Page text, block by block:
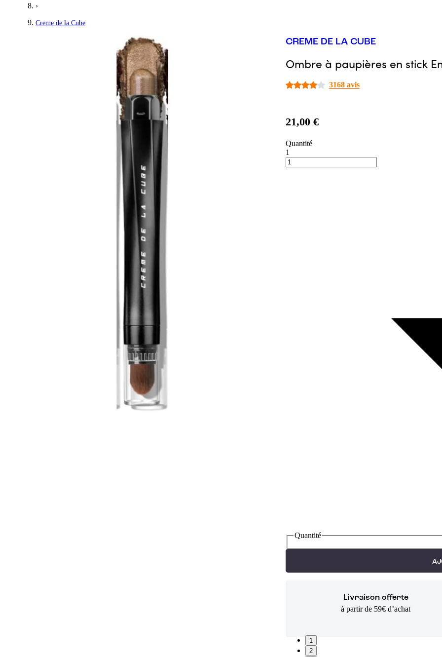
›
Creme de la Cube
CREME DE LA CUBE
Ombre à paupières en stick
3168 avis
21,00 €
Quantité
1
Quantité
Livraison offerte
à partir de 59€ d’achat
1
2